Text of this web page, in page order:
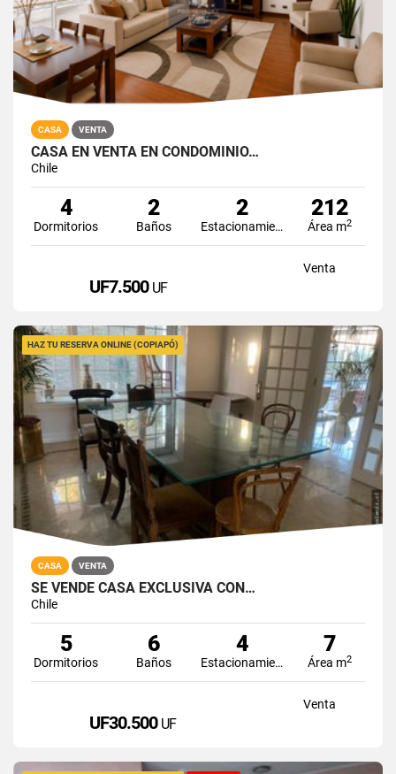
CASA VENTA
CASA EN VENTA EN CONDOMINIO…
Chile
4
Dormitorios
2
Baños
2
Estacionamiento
212
Área m2
Venta
UF7.500 UF
HAZ TU RESERVA ONLINE (COPIAPÓ)
CASA VENTA
SE VENDE CASA EXCLUSIVA CON…
Chile
5
Dormitorios
6
Baños
4
Estacionamiento
7
Área m2
Venta
UF30.500 UF